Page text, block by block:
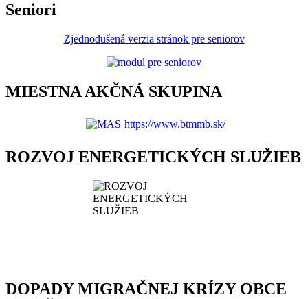
Seniori
Zjednodušená verzia stránok pre seniorov
MIESTNA AKČNÁ SKUPINA
https://www.btmmb.sk/
ROZVOJ ENERGETICKÝCH SLUŽIEB
DOPADY MIGRAČNEJ KRÍZY OBCE